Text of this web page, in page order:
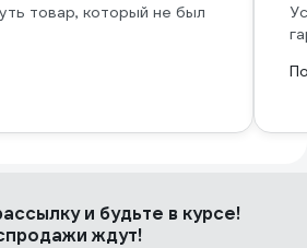
товар, который не был
и будьте в курсе!
ждут!